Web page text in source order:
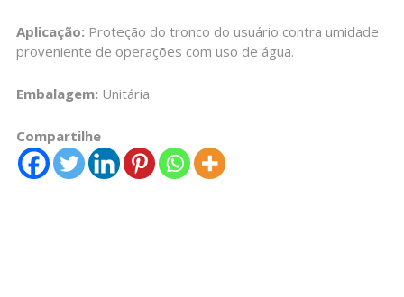
Aplicação: Proteção do tronco do usuário contra umidade
proveniente de operações com uso de água.
Embalagem: Unitária.
Compartilhe